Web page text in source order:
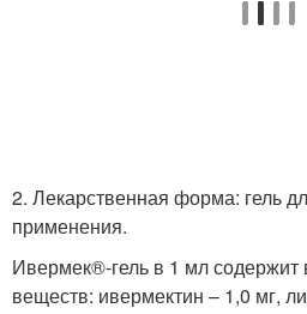
2. Лекарственная форма: гель
применения.
Ивермек®-гель в 1 мл содержит
веществ: ивермектин – 1,0 мг,